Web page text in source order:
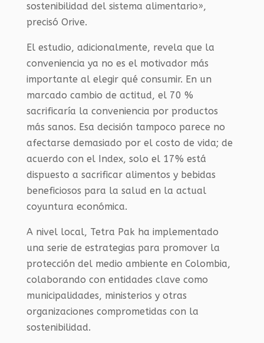
sostenibilidad del sistema alimentario»,
precisó Orive.
El estudio, adicionalmente, revela que la
conveniencia ya no es el motivador más
importante al elegir qué consumir. En un
marcado cambio de actitud, el 70 %
sacrificaría la conveniencia por productos
más sanos. Esa decisión tampoco parece no
afectarse demasiado por el costo de vida; de
acuerdo con el Index, solo el 17% está
dispuesto a sacrificar alimentos y bebidas
beneficiosos para la salud en la actual
coyuntura económica.
A nivel local, Tetra Pak ha implementado
una serie de estrategias para promover la
protección del medio ambiente en Colombia,
colaborando con entidades clave como
municipalidades, ministerios y otras
organizaciones comprometidas con la
sostenibilidad.